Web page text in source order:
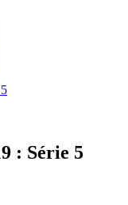
: Série 5